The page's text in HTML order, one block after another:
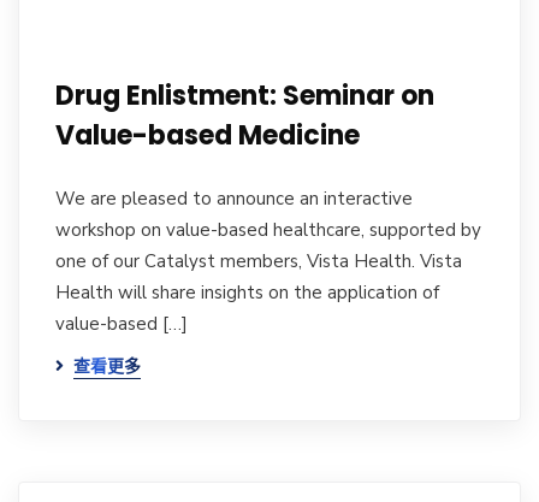
Drug Enlistment: Seminar on
Value-based Medicine
We are pleased to announce an interactive
workshop on value-based healthcare, supported by
one of our Catalyst members, Vista Health. Vista
Health will share insights on the application of
value-based […]
查看更多